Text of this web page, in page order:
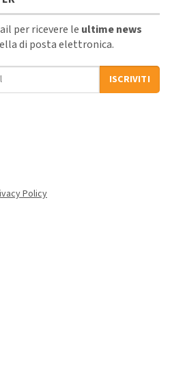
per ricevere le ultime news
di posta elettronica.
ISCRIVITI
Policy